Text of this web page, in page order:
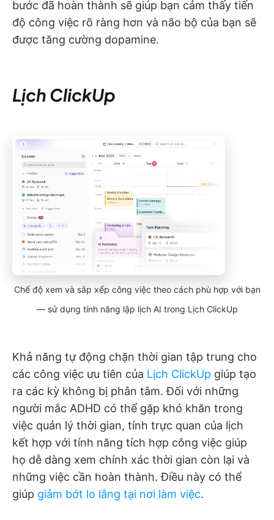
bước đã hoàn thành sẽ giúp bạn cảm thấy tiến
độ công việc rõ ràng hơn và não bộ của bạn sẽ
được tăng cường dopamine.
Lịch ClickUp
Chế độ xem và sắp xếp công việc theo cách phù hợp với bạn
— sử dụng tính năng lập lịch AI trong Lịch ClickUp
Khả năng tự động chặn thời gian tập trung cho
các công việc ưu tiên của Lịch ClickUp giúp tạo
ra các kỳ không bị phân tâm. Đối với những
người mắc ADHD có thể gặp khó khăn trong
việc quản lý thời gian, tính trực quan của lịch
kết hợp với tính năng tích hợp công việc giúp
họ dễ dàng xem chính xác thời gian còn lại và
những việc cần hoàn thành. Điều này có thể
giúp giảm bớt lo lắng tại nơi làm việc.